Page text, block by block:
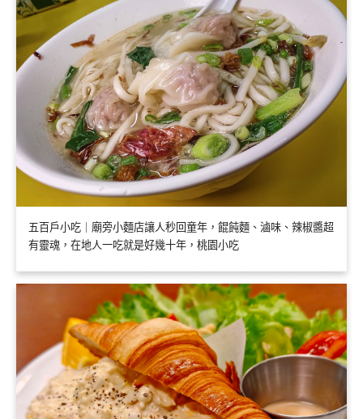
五百戶小吃｜廟旁小麵店讓人秒回童年，餛飩麵、滷味、辣椒醬超
有靈魂，在地人一吃就是好幾十年，桃園小吃